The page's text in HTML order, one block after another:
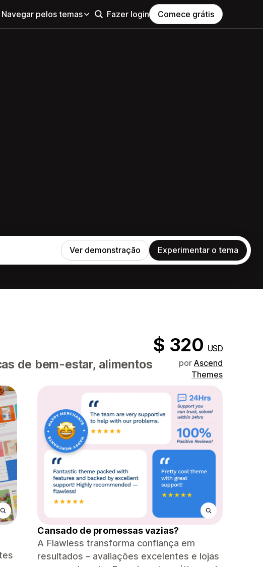
Navegar pelos temas Fazer login Comece grátis
Ver demonstração Experimentar o tema
$ 320 USD
de bem-estar, alimentos
por Ascend
Themes
Cansado de promessas vazias?
A Flawless transforma confiança em
resultados – avaliações excelentes e lojas